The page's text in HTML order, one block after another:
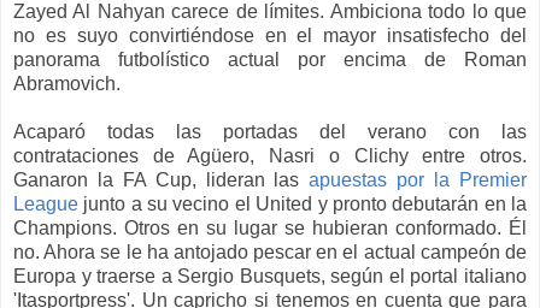
Zayed Al Nahyan carece de límites. Ambiciona todo lo que
no es suyo convirtiéndose en el mayor insatisfecho del
panorama futbolístico actual por encima de Roman
Abramovich.
Acaparó todas las portadas del verano con las
contrataciones de Agüero, Nasri o Clichy entre otros.
Ganaron la FA Cup, lideran lasapuestas por la Premier
League junto a su vecino el United y pronto debutarán en la
Champions. Otros en su lugar se hubieran conformado. Él
no. Ahora se le ha antojado pescar en el actual campeón de
Europa y traerse a Sergio Busquets, según el portal italiano
'Itasportpress'. Un capricho si tenemos en cuenta que para